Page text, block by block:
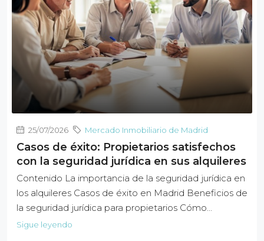
25/07/2026 Mercado Inmobiliario de Madrid
Casos de éxito: Propietarios satisfechos
con la seguridad jurídica en sus alquileres
Contenido La importancia de la seguridad jurídica en
los alquileres Casos de éxito en Madrid Beneficios de
la seguridad jurídica para propietarios Cómo…
Sigue leyendo